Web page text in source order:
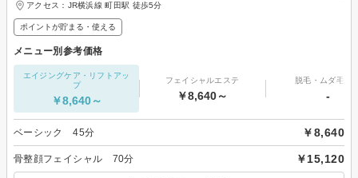
アクセス：JR横浜線 町田駅 徒歩5分
ポイントが貯まる・使える
メニュー別参考価格
エイジングケア・リフトアッ
プ
￥8,640～
フェイシャルエステ
￥8,640～
脱毛・ムダ毛処
-
ベーシック 45分 ￥8,640
骨整顔フェイシャル 70分 ￥15,120